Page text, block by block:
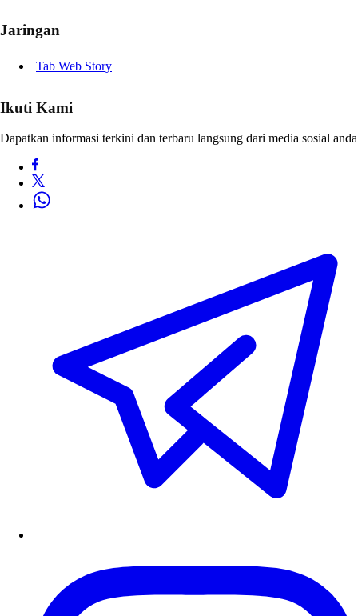
Jaringan
Tab Web Story
Ikuti Kami
Dapatkan informasi terkini dan terbaru langsung dari media sosial anda